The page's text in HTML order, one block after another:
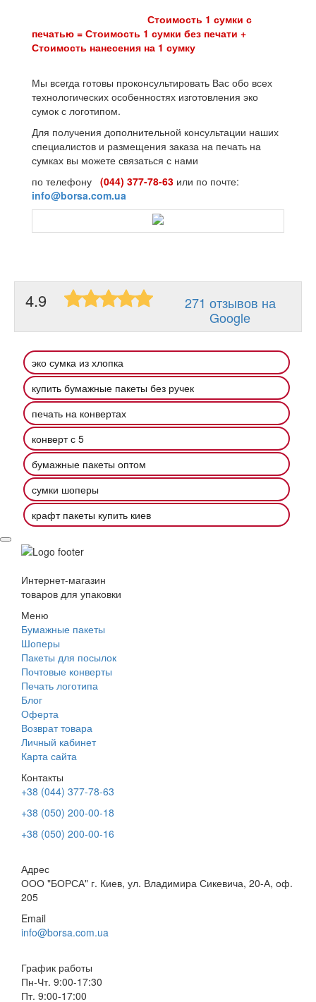
Стоимость 1 сумки с
печатью = Стоимость 1 сумки без печати +
Стоимость нанесения на 1 сумку
Мы всегда готовы проконсультировать Вас обо всех
технологических особенностях изготовления эко
сумок с логотипом.
Для получения дополнительной консультации наших
специалистов и размещения заказа на печать на
сумках вы можете связаться с нами
по телефону (044) 377-78-63 или по почте:
info@borsa.com.ua
4.9
271 отзывов на
Google
эко сумка из хлопка
купить бумажные пакеты без ручек
печать на конвертах
конверт с 5
бумажные пакеты оптом
сумки шоперы
крафт пакеты купить киев
Интернет-магазин
товаров для упаковки
Меню
Бумажные пакеты
Шоперы
Пакеты для посылок
Почтовые конверты
Печать логотипа
Блог
Оферта
Возврат товара
Личный кабинет
Карта сайта
Контакты
+38 (044) 377-78-63
+38 (050) 200-00-18
+38 (050) 200-00-16
Адрес
ООО "БОРСА" г. Киев, ул. Владимира Сикевича, 20-А, оф.
205
Email
info@borsa.com.ua
График работы
Пн-Чт. 9:00-17:30
Пт. 9:00-17:00